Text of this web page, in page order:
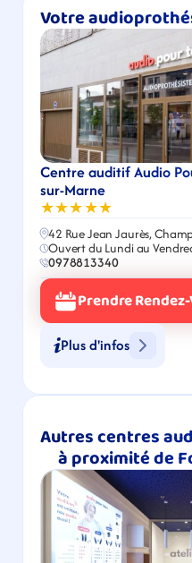
Votre
Centre auditif Audio
sur-Marne
★★★★★
42 Rue Jean Jaurès,
Ouvert du Lundi au
0978813340
Prendre
Plus d'infos
Autres centres
à proximité de